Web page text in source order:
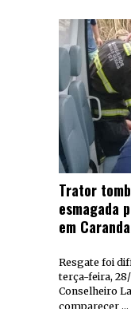
Trator
esmagada
em
Resgate foi
terça-feira,
Conselheiro
comparecer …